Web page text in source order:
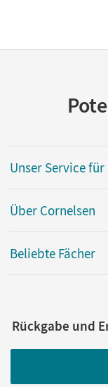
Unser Service für
Über Cornelsen
Beliebte Fächer
Rückgabe und